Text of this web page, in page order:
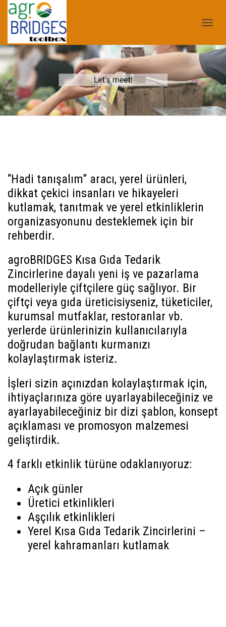
“Hadi tanışalım” aracı, yerel ürünleri,
dikkat çekici insanları ve hikayeleri
kutlamak, tanıtmak ve yerel etkinliklerin
organizasyonunu desteklemek için bir
rehberdir.
agroBRIDGES Kısa Gıda Tedarik
Zincirlerine dayalı yeni iş ve pazarlama
modelleriyle çiftçilere güç sağlıyor. Bir
çiftçi veya gıda üreticisiyseniz, tüketiciler,
kurumsal mutfaklar, restoranlar vb.
yerlerde ürünlerinizin kullanıcılarıyla
doğrudan bağlantı kurmanızı
kolaylaştırmak isteriz.
İşleri sizin açınızdan kolaylaştırmak için,
ihtiyaçlarınıza göre uyarlayabileceğiniz ve
ayarlayabileceğiniz bir dizi şablon, konsept
açıklaması ve promosyon malzemesi
geliştirdik.
4 farklı etkinlik türüne odaklanıyoruz:
Açık günler
Üretici etkinlikleri
Aşçılık etkinlikleri
Yerel Kısa Gıda Tedarik Zincirlerini –
yerel kahramanları kutlamak